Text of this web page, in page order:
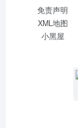
免责声明
XML地图
小黑屋